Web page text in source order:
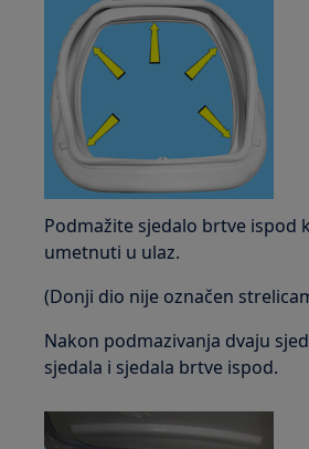
Podmažite sjedalo brtve ispod
umetnuti u ulaz.
(Donji dio nije označen
Nakon podmazivanja dvaju
sjedala i sjedala brtve ispod.